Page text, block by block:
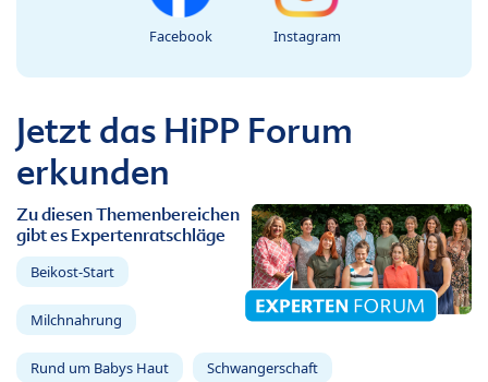
Facebook Instagram
Jetzt das HiPP Forum
erkunden
Zu diesen Themenbereichen
gibt es Expertenratschläge
Beikost-Start
Milchnahrung
Rund um Babys Haut Schwangerschaft